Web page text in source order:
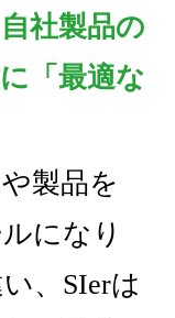
社製品の
「最適な
製品を
になり
、SIerは